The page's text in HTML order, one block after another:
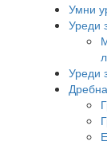
Умни
Уреди
Уреди